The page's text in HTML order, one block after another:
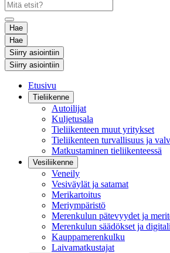
Hae
Hae
Siirry asiointiin
Siirry asiointiin
Etusivu
Tieliikenne
Autoilijat
Kuljetusala
Tieliikenteen muut yritykset
Tieliikenteen turvallisuus ja
Matkustaminen tieliikenteessä
Vesiliikenne
Veneily
Vesiväylät ja satamat
Merikartoitus
Meriympäristö
Merenkulun pätevyydet ja
Merenkulun säädökset ja
Kauppamerenkulku
Laivamatkustajat